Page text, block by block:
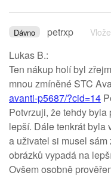
Dávno petrxp
Lukas B.:
Ten nákup holí byl
mnou zmíněné STC
avanti-p5687/?cid=14
Potvrzuji, že tehdy
lepší. Dále tenkrát byla
a uživatel si musel
obrázků vypadá na
Ovšem osobně